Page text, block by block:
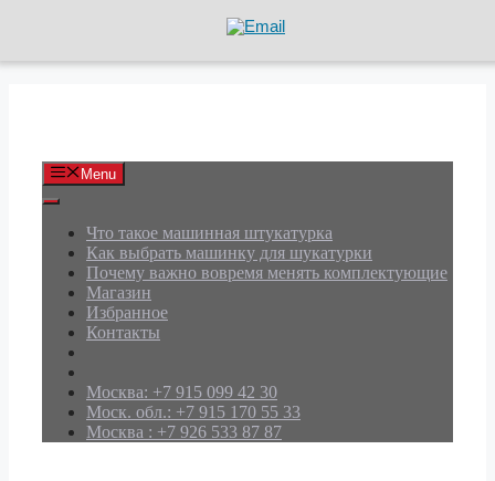
Menu
Что такое машинная штукатурка
Как выбрать машинку для шукатурки
Почему важно вовремя менять комплектующие
Магазин
Избранное
Контакты
Москва: +7 915 099 42 30
Моск. обл.: +7 915 170 55 33
Москва : +7 926 533 87 87